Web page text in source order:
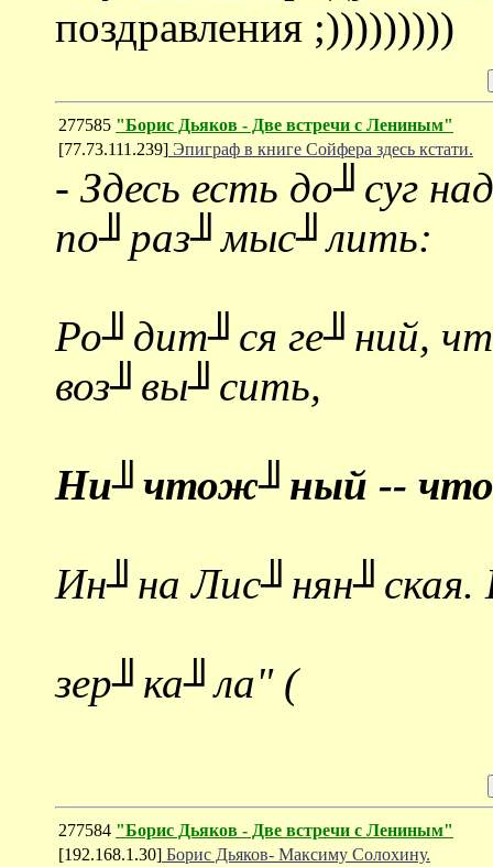
поздравления ;)))))))))
277585 "Борис Дьяков - Две встречи с Лениным"
[77.73.111.239] Эпиграф в книге Сойфера здесь кстати.
- Здесь есть до╜суг
по╜раз╜мыс╜лить:
Ро╜дит╜ся ге╜ний,
воз╜вы╜сить,
Ни╜чтож╜ный --
Ин╜на
зер╜ка╜ла" (
277584 "Борис Дьяков - Две встречи с Лениным"
[192.168.1.30] Борис Дьяков- Максиму Солохину.